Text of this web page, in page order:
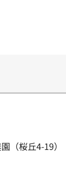
桜丘4-19